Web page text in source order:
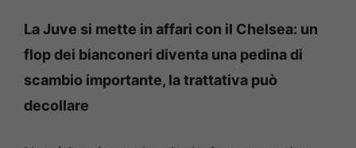
La Juve si mette in affari con il Chelsea: un
flop dei bianconeri diventa una pedina di
scambio importante, la trattativa può
decollare